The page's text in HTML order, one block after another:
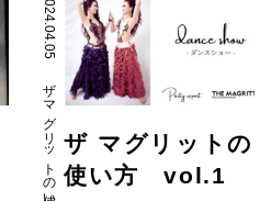
2024.04.05
ザ マグリットの使い方 ザ マグリットの
使い方 vol.1